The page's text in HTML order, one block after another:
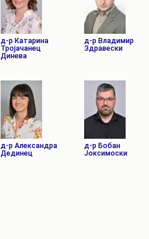
ЛАБОРАТОРИИ
ИЗВЕШТАИ ЗА
ФАКУЛТЕТОТ
ФИНКИ LIVE
ЦЕНТРИ
АЛУМНИ
РАСПОРЕД
ЧАСОВИ
АКАДЕМСКИ
КАЛЕНДАР
РЕШЕНИЈА
ОДБРАНИ
д-р Катарина
Тројачанец
Динева
д-р Владимир
Здравески
д-р Александра
Дединец
д-р Бобан
Јоксимоски